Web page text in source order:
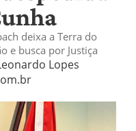
deixa a Terra do
e busca por Justiça
Lopes